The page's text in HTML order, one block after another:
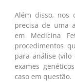
Além disso, nos
precisa de uma
em Medicina
procedimentos
para análise
exames
caso em questão.